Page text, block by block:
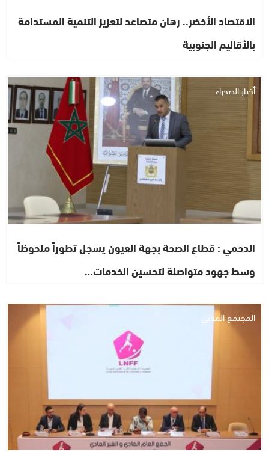
الاقتصاد الأخضر.. رهان متصاعد لتعزيز التنمية المستدامة
بالأقاليم الجنوبية
أخبار الصحراء
الدحمي : قطاع الصحة بجهة العيون يسجل تطوراً ملحوظاً
وسط جهود متواصلة لتحسين الخدمات…
المجتمع المدني